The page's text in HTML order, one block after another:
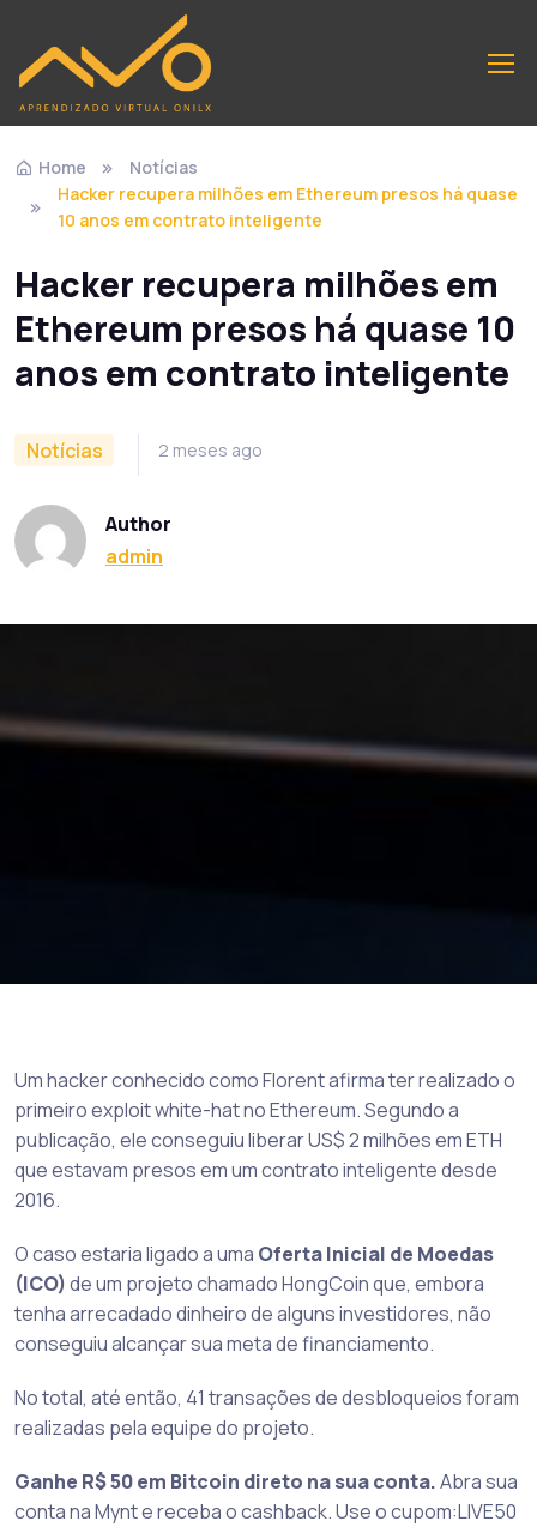
Home
Notícias
Hacker recupera milhões em Ethereum presos há quase
10 anos em contrato inteligente
Hacker recupera milhões em
Ethereum presos há quase 10
anos em contrato inteligente
Notícias 2 meses ago
Author
admin
Um hacker conhecido como Florent afirma ter realizado o
primeiro exploit white-hat no Ethereum. Segundo a
publicação, ele conseguiu liberar US$ 2 milhões em ETH
que estavam presos em um contrato inteligente desde
2016.
O caso estaria ligado a uma Oferta Inicial de Moedas
(ICO)de um projeto chamado HongCoin que, embora
tenha arrecadado dinheiro de alguns investidores, não
conseguiu alcançar sua meta de financiamento.
No total, até então, 41 transações de desbloqueios foram
realizadas pela equipe do projeto.
Ganhe R$ 50 em Bitcoin direto na sua conta.Abra sua
conta na Mynt e receba o cashback. Use o cupom:LIVE50